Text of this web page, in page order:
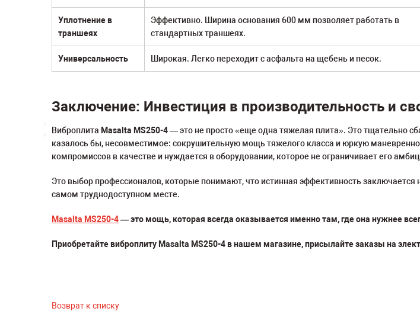
Уплотнение в
траншеях
Эффективно. Ширина основания 600 мм позволяет работать в
стандартных траншеях.
Универсальность Широкая. Легко переходит с асфальта на щебень и песок.
Заключение: Инвестиция в производительность и
Виброплита Masalta MS250-4— это не просто «еще одна тяжелая плита». Это тщательно
казалось бы, несовместимое: сокрушительную мощь тяжелого класса и юркую
компромиссов в качестве и нуждается в оборудовании, которое не ограничивает его
Это выбор профессионалов, которые понимают, что истинная эффективность заключается
самом труднодоступном месте.
Masalta MS250-4— это мощь, которая всегда оказывается именно там, где она нужнее
Приобретайте виброплиту Masalta MS250-4 в нашем магазине, присылайте заказы на
Возврат к списку